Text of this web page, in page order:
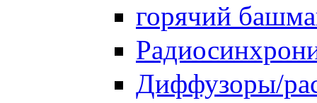
горячий
Диффузоры/